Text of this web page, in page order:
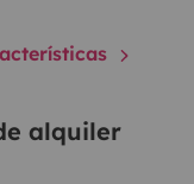
alquiler